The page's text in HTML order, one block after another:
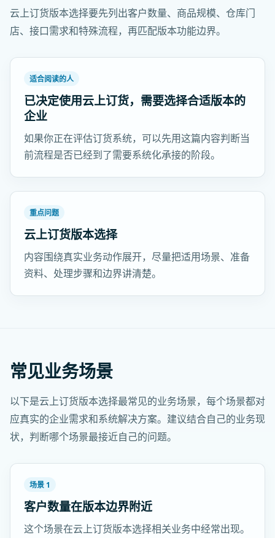
云上订货版本选择要先列出客户数量、商品规模、仓库门
店、接口需求和特殊流程，再匹配版本功能边界。
适合阅读的人
已决定使用云上订货，需要选择合适版本的
企业
如果你正在评估订货系统，可以先用这篇内容判断当
前流程是否已经到了需要系统化承接的阶段。
重点问题
云上订货版本选择
内容围绕真实业务动作展开，尽量把适用场景、准备
资料、处理步骤和边界讲清楚。
常见业务场景
以下是云上订货版本选择最常见的业务场景，每个场景都对
应真实的企业需求和系统解决方案。建议结合自己的业务现
状，判断哪个场景最接近自己的问题。
场景 1
客户数量在版本边界附近
这个场景在云上订货版本选择相关业务中经常出现。